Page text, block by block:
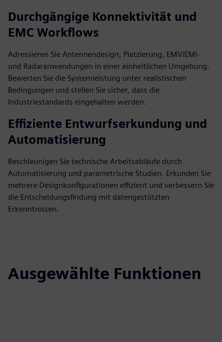
Durchgängige Konnektivität und
EMC Workflows
Adressieren Sie Antennendesign, Platzierung, EMV/EMI-
und Radaranwendungen in einer einheitlichen Umgebung.
Bewerten Sie die Systemleistung unter realistischen
Bedingungen und stellen Sie sicher, dass die
Industriestandards eingehalten werden.
Effiziente Entwurfserkundung und
Automatisierung
Beschleunigen Sie technische Arbeitsabläufe durch
Automatisierung und parametrische Studien. Erkunden Sie
mehrere Designkonfigurationen effizient und verbessern Sie
die Entscheidungsfindung mit datengestützten
Erkenntnissen.
Ausgewählte Funktionen